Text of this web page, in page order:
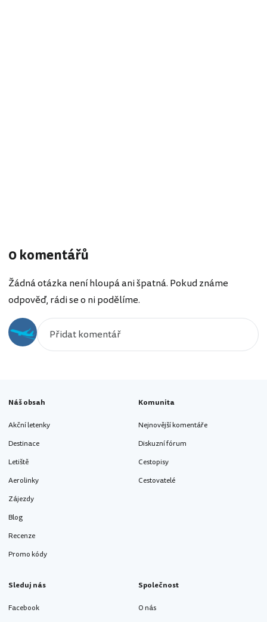
0 komentářů
Žádná otázka není hloupá ani špatná. Pokud známe
odpověď, rádi se o ni podělíme.
Náš obsah
Akční letenky
Destinace
Letiště
Aerolinky
Zájezdy
Blog
Recenze
Promo kódy
Komunita
Nejnovější komentáře
Diskuzní fórum
Cestopisy
Cestovatelé
Sleduj nás
Facebook
Společnost
O nás